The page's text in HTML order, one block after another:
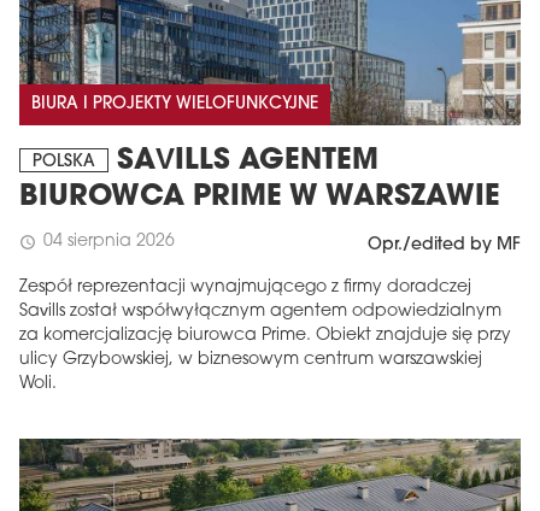
BIURA I PROJEKTY WIELOFUNKCYJNE
POLSKA
SAVILLS AGENTEM
BIUROWCA PRIME W WARSZAWIE
schedule 04 sierpnia 2026 Opr./edited by MF
Zespół reprezentacji wynajmującego z firmy doradczej
Savills został współwyłącznym agentem odpowiedzialnym
za komercjalizację biurowca Prime. Obiekt znajduje się przy
ulicy Grzybowskiej, w biznesowym centrum warszawskiej
Woli.